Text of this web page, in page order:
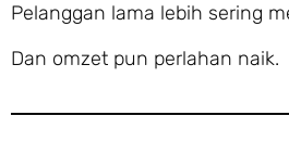
Pelanggan lama lebih sering
Dan omzet pun perlahan naik.